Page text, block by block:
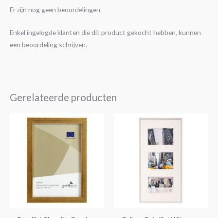
Er zijn nog geen beoordelingen.
Enkel ingelogde klanten die dit product gekocht hebben, kunnen
een beoordeling schrijven.
Gerelateerde producten
Prijsklasse:
€6,95
€19,95
Dit
kan
gekozen